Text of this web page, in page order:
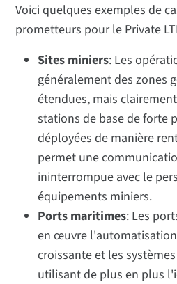
Voici quelques exemples de
prometteurs pour le Private
Sites miniers: Les
généralement des zones
étendues, mais
stations de base de forte
déployées de manière
permet une
ininterrompue avec le
équipements miniers.
Ports maritimes: Les
en œuvre
croissante et les
utilisant de plus en plus